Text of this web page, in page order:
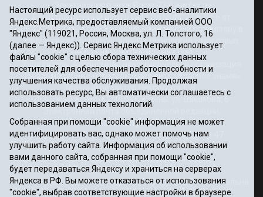
Rayon72@yandex.ru
Регистрационный номер СМИ Эл № ФС77-67956 от
06.12.2016г., выдано Федеральной службой по надзору в
сфере связи, информационных технологий и массовых
коммуникаций (Роскомнадзор)
Учредитель: Автономная некоммерческая организация
«Информационно-издательский центр «Красное знамя».
Главный редактор Некрасова Т. В.
Почтовый адрес: 625031 г.Тюмень. ул. Шишкова, 6
Электронная почта объединенной редакции:
krasnoeznam@rambler.ru
Телефоны 8 (3452) 34-80-60, 69-56-73, 69-56-47
Политика оператора
Информация об учреждении
Публичная оферта
При использовании материалов ссылка на сайт обязательна.
12+
Настоящий ресурс использует сервис веб-аналитики
Яндекс.Метрика, предоставляемый компанией ООО
"Яндекс" (119021, Россия, Москва, ул. Л. Толстого, 16
(далее — Яндекс)). Сервис Яндекс.Метрика использует
файлы "cookie" с целью сбора технических данных
посетителей для обеспечения работоспособности и
улучшения качества обслуживания. Продолжая
использовать ресурс, Вы автоматически соглашаетесь с
использованием данных технологий.
Собранная при помощи "cookie" информация не может
идентифицировать вас, однако может помочь нам
улучшить работу сайта. Информация об использовании
вами данного сайта, собранная при помощи "cookie",
будет передаваться Яндексу и храниться на серверах
Яндекса в РФ. Вы можете отказаться от использования
"cookie", выбрав соответствующие настройки в браузере.